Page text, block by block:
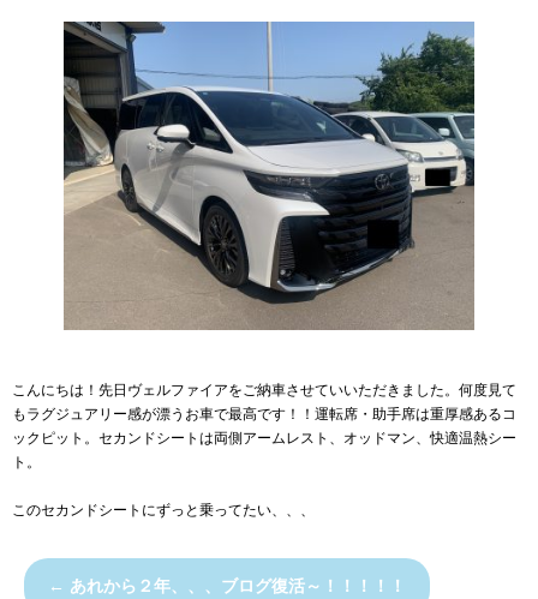
こんにちは！先日ヴェルファイアをご納車させていいただきました。何度見て
もラグジュアリー感が漂うお車で最高です！！運転席・助手席は重厚感あるコ
ックピット。セカンドシートは両側アームレスト、オッドマン、快適温熱シー
ト。
このセカンドシートにずっと乗ってたい、、、
← あれから２年、、、ブログ復活～！！！！！